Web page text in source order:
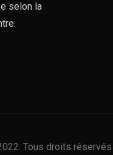
selon la
Tous droits